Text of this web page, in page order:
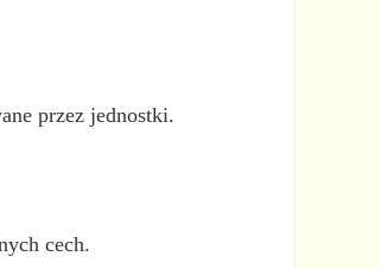
przez jednostki.
cech.